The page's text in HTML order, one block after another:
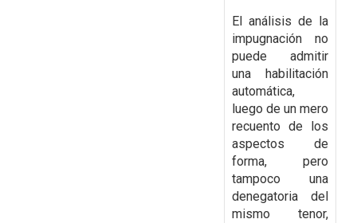
El análisis de la
impugnación no
puede admitir
una habilitación
automática,
luego de un mero
recuento de los
aspectos de
forma, pero
tampoco una
denegatoria del
mismo tenor,